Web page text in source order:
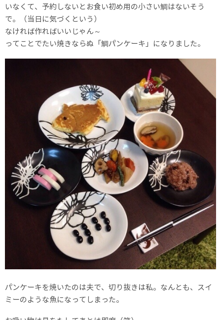
いなくて、予約しないとお食い初め用の小さい鯛はないそう
で。（当日に気づくという）
なければ作ればいいじゃん～
ってことでたい焼きならぬ「鯛パンケーキ」になりました。
パンケーキを焼いたのは夫で、切り抜きは私。なんとも、スイ
ミーのような魚になってしまった。